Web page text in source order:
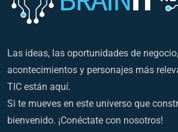
Las ideas, las oportunidades de
acontecimientos y personajes más
TIC están aquí.
Si te mueves en este universo que
bienvenido. ¡Conéctate con nosotros!